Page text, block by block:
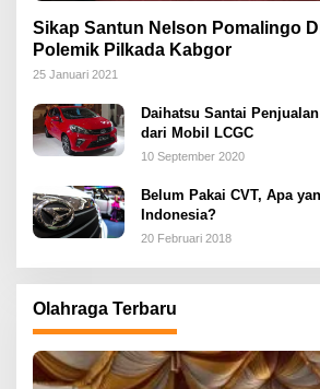
Sikap Santun Nelson Pomalingo
Polemik Pilkada Kabgor
25 Januari 2021
Daihatsu Santai
dari Mobil LCGC
10 September 2020
Belum Pakai CVT, Apa
Indonesia?
20 Februari 2018
Olahraga Terbaru